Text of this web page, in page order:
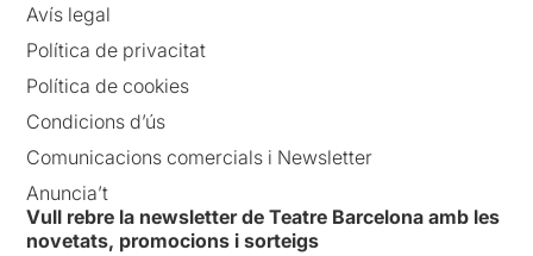
Avís legal
Política de privacitat
Política de cookies
Condicions d’ús
Comunicacions comercials i Newsletter
Anuncia’t
Vull rebre la newsletter de Teatre Barcelona amb les
novetats, promocions i sorteigs